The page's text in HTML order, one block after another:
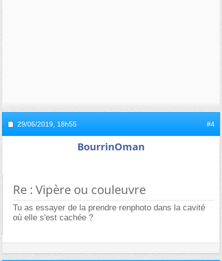
29/06/2019, 18h55 #4
BourrinOman
Re : Vipère ou couleuvre
Tu as essayer de la prendre renphoto dans la cavité
où elle s'est cachée ?